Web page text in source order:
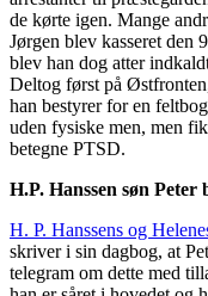
de kørte igen. Mange
Jørgen blev kasseret den
blev han dog atter
Deltog først på
han bestyrer for en
uden fysiske men, men
betegne PTSD.
H.P. Hanssen søn Peter
H. P. Hanssens og
skriver i sin dagbog, at
telegram om dette med